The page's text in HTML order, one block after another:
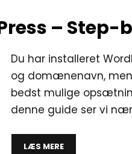
– Step-
Du har installeret
og domænenavn,
bedst mulige
denne guide ser vi
LÆS MERE